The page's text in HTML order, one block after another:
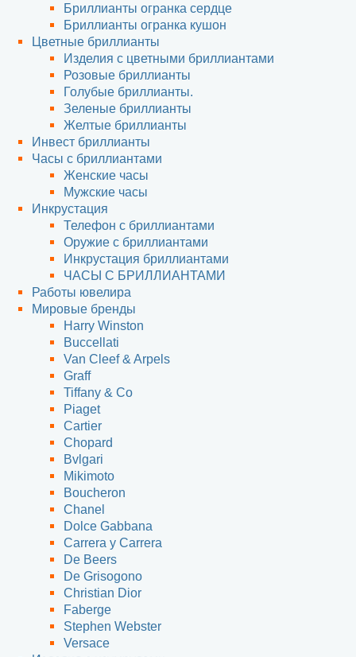
Бриллианты огранка сердце
Бриллианты огранка кушон
Цветные бриллианты
Изделия с цветными бриллиантами
Розовые бриллианты
Голубые бриллианты.
Зеленые бриллианты
Желтые бриллианты
Инвест бриллианты
Часы с бриллиантами
Женские часы
Мужские часы
Инкрустация
Телефон с бриллиантами
Оружие с бриллиантами
Инкрустация бриллиантами
ЧАСЫ С БРИЛЛИАНТАМИ
Работы ювелира
Мировые бренды
Harry Winston
Buccellati
Van Cleef & Arpels
Graff
Tiffany & Co
Piaget
Cartier
Chopard
Bvlgari
Mikimoto
Boucheron
Chanel
Dolce Gabbana
Carrera y Carrera
De Beers
De Grisogono
Christian Dior
Faberge
Stephen Webster
Versace